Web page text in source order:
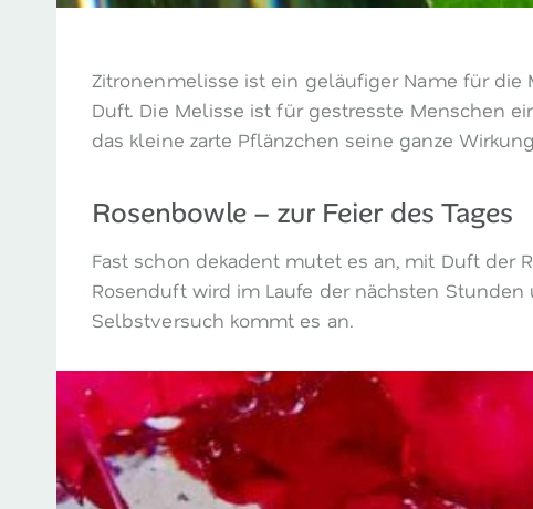
Zitronenmelisse ist ein geläufiger Name für
Duft. Die Melisse ist für gestresste Menschen
das kleine zarte Pflänzchen seine ganze
Rosenbowle – zur Feier des Tages
Fast schon dekadent mutet es an, mit Duft der
Rosenduft wird im Laufe der nächsten
Selbstversuch kommt es an.